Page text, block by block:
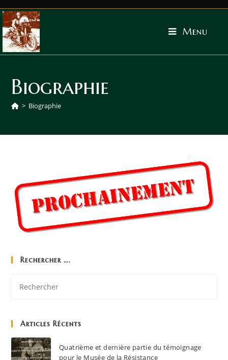
Menu
Biographie
> Biographie
Rechercher ….
Articles Récents
Quatrième et dernière partie du témoignage
pour le Musée de la Résistance